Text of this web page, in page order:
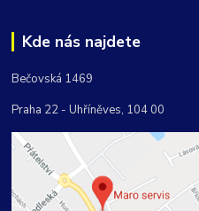
Kde nás najdete
Bečovská 1469
Praha 22 - Uhříněves, 104 00